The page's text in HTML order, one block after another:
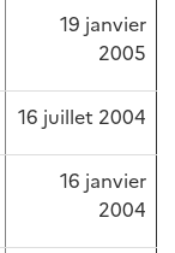
19 janvier
2005
16 juillet 2004
16 janvier
2004